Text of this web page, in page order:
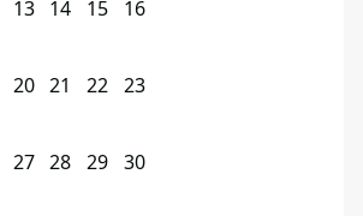
13 14 15 16
20 21 22 23
27 28 29 30